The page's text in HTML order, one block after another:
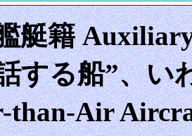
艇籍
する船”、い
than-Air